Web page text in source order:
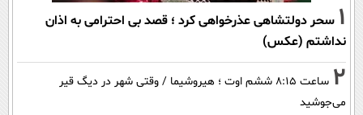
1 سحر دولتشاهی عذرخواهی کرد ؛ قصد بی احترامی به اذان
نداشتم (عکس)
2
ساعت ۸:۱۵ ششم اوت ؛ هیروشیما / وقتی شهر در دیگ قیر
می‌جوشید